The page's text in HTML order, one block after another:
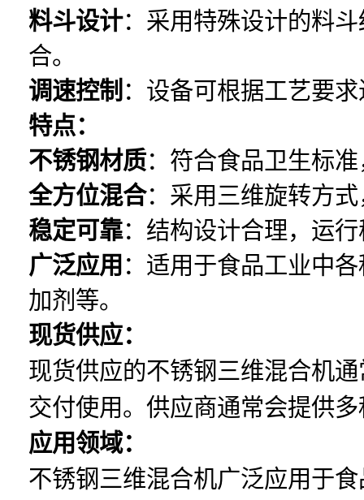
料斗设计：采用特殊设计的料
合。
调速控制 ：设备可根据工艺要
特点：
不锈钢材质：符合食品卫生标
全方位混合：采用三维旋转方
稳定可靠：结构设计合理，运
广泛应用 ：适用于食品工业中
加剂等。
现货供应：
现货供应的不锈钢三维混合机
交付使用。供应商通常会提供
应用领域：
不锈钢三维混合机广泛应用于